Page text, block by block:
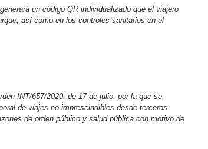
un código QR individualizado que el viajero
así como en los controles sanitarios en el
INT/657/2020, de 17 de julio, por la que se
de viajes no imprescindibles desde terceros
de orden público y salud pública con motivo de